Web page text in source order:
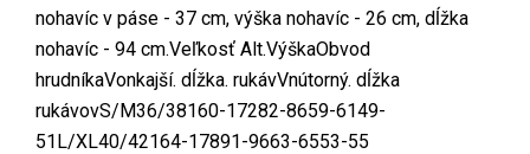
nohavíc v páse - 37 cm, výška nohavíc - 26 cm, dĺžka
nohavíc - 94 cm.Veľkosť Alt.VýškaObvod
hrudníkaVonkajší. dĺžka. rukávVnútorný. dĺžka
rukávovS/M36/38160-17282-8659-6149-
51L/XL40/42164-17891-9663-6553-55